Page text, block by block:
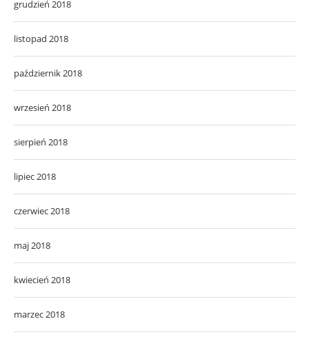
grudzień 2018
listopad 2018
październik 2018
wrzesień 2018
sierpień 2018
lipiec 2018
czerwiec 2018
maj 2018
kwiecień 2018
marzec 2018